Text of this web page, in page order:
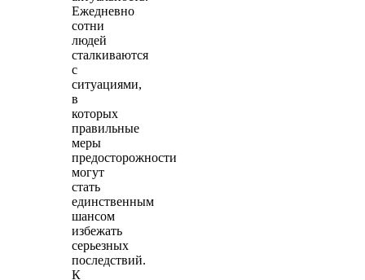
Ежедневно
сотни
людей
сталкиваются
с
ситуациями,
в
которых
правильные
меры
предосторожности
могут
стать
единственным
шансом
избежать
серьезных
последствий.
К